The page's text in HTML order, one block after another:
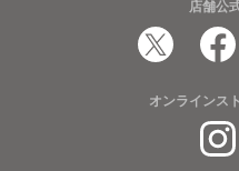
店舗公
オンラインス